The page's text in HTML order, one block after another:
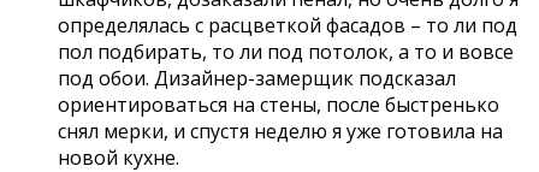
определялась с расцветкой фасадов – то ли под
пол подбирать, то ли под потолок, а то и вовсе
под обои. Дизайнер-замерщик подсказал
ориентироваться на стены, после быстренько
снял мерки, и спустя неделю я уже готовила на
новой кухне.